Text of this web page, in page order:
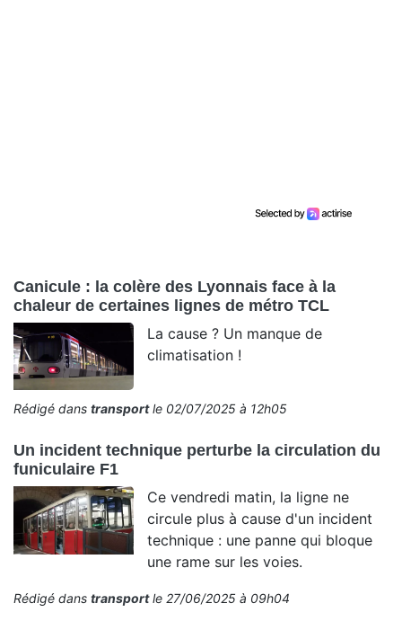
Canicule : la colère des Lyonnais face à la
chaleur de certaines lignes de métro TCL
La cause ? Un manque de
climatisation !
Rédigé dans transportle 02/07/2025 à 12h05
Un incident technique perturbe la circulation du
funiculaire F1
Ce vendredi matin, la ligne ne
circule plus à cause d'un incident
technique : une panne qui bloque
une rame sur les voies.
Rédigé dans transportle 27/06/2025 à 09h04